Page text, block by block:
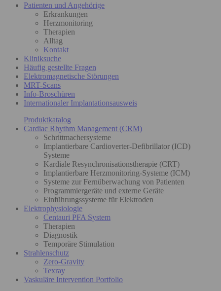
Patienten und Angehörige
Erkrankungen
Herzmonitoring
Therapien
Alltag
Kontakt
Kliniksuche
Häufig gestellte Fragen
Elektromagnetische Störungen
MRT-Scans
Info-Broschüren
Internationaler Implantationsausweis
Produktkatalog
Cardiac Rhythm Management (CRM)
Schrittmachersysteme
Implantierbare Cardioverter-Defibrillator (ICD)
Systeme
Kardiale Resynchronisationstherapie (CRT)
Implantierbare Herzmonitoring-Systeme (ICM)
Systeme zur Fernüberwachung von Patienten
Programmiergeräte und externe Geräte
Einführungssysteme für Elektroden
Elektrophysiologie
Centauri PFA System
Therapien
Diagnostik
Temporäre Stimulation
Strahlenschutz
Zero-Gravity
Texray
Vaskuläre Intervention Portfolio